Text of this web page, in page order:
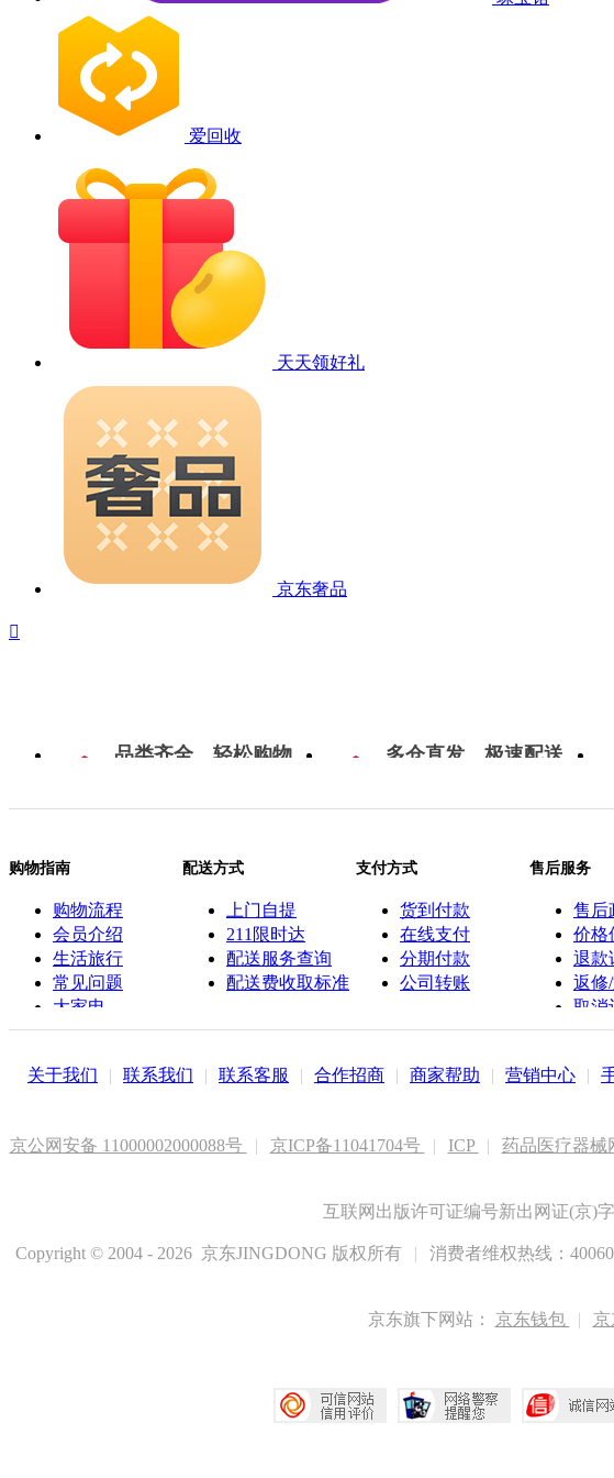
爱回收
天天领好礼
京东奢品

品类齐全，轻松购物 多仓直发，极速配送
购物指南
购物流程
会员介绍
生活旅行
常见问题
大家电
联系客服
配送方式
上门自提
211限时达
配送服务查询
配送费收取标准
支付方式
货到付款
在线支付
分期付款
公司转账
售后服务
售后
价格
退款
返修
取消
关于我们 | 联系我们 | 联系客服 | 合作招商 | 商家帮助 | 营销中心 |
京公网安备 11000002000088号 | 京ICP备11041704号 | ICP | 药品医疗器械
互联网出版许可证编号新出网证(京)
Copyright © 2004 - 2026 京东JINGDONG 版权所有 | 消费者维权热线：
京东旗下网站： 京东钱包 | 京